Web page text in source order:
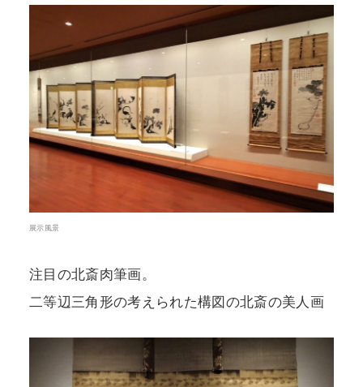
展示風景
注目の北斎肉筆画。
二等辺三角形の考えられた構図の北斎の美人画